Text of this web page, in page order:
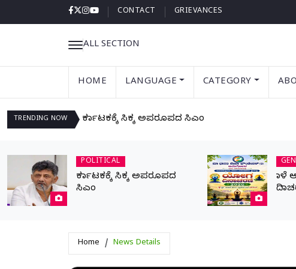
CONTACT GRIEVANCES
ALL SECTION
HOME LANGUAGE CATEGORY
TRENDING NOW ಕರ್ನಾಟಕಕ್ಕೆ ಸಿಕ್ಕ ಅಪರೂಪದ ಸಿಎಂ
POLITICAL
ಕರ್ನಾಟಕಕ್ಕೆ ಸಿಕ್ಕ ಅಪರೂಪದ
ಸಿಎಂ
Home News Details